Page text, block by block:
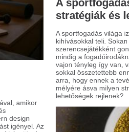
Laptop beállítása első
használat előtt: hogyan
védd meg adataidat?
Amikor új laptopot vásárolsz, biztosan
örömtelinek éled meg az élményt. Az
eszközök világa új távlatokat nyit meg,
amelyek a munkában, tanulásban vagy
szórakozásban nyújtanak segítséget. Mielőtt